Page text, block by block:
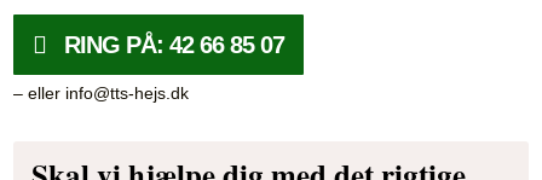
RING PÅ: 42 66 85 07
– eller info@tts-hejs.dk